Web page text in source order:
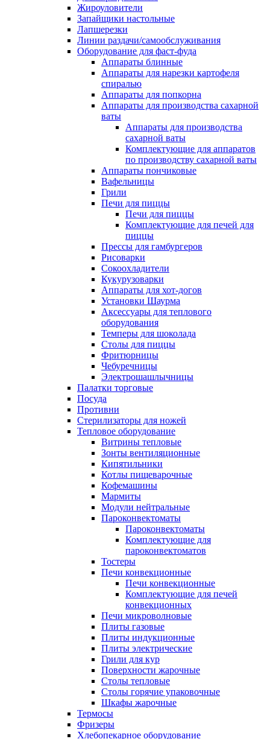
Жироуловители
Запайщики настольные
Лапшерезки
Линии раздачи/самообслуживания
Оборудование для фаст-фуда
Аппараты блинные
Аппараты для нарезки картофеля
спиралью
Аппараты для попкорна
Аппараты для производства сахарной
ваты
Аппараты для производства
сахарной ваты
Комплектующие для аппаратов
по производству сахарной ваты
Аппараты пончиковые
Вафельницы
Грили
Печи для пиццы
Печи для пиццы
Комплектующие для печей для
пиццы
Прессы для гамбургеров
Рисоварки
Сокоохладители
Кукурузоварки
Аппараты для хот-догов
Установки Шаурма
Аксессуары для теплового
оборудования
Темперы для шоколада
Столы для пиццы
Фритюрницы
Чебуречницы
Электрошашлычницы
Палатки торговые
Посуда
Противни
Стерилизаторы для ножей
Тепловое оборудование
Витрины тепловые
Зонты вентиляционные
Кипятильники
Котлы пищеварочные
Кофемашины
Мармиты
Модули нейтральные
Пароконвектоматы
Пароконвектоматы
Комплектующие для
пароконвектоматов
Тостеры
Печи конвекционные
Печи конвекционные
Комплектующие для печей
конвекционных
Печи микроволновые
Плиты газовые
Плиты индукционные
Плиты электрические
Грили для кур
Поверхности жарочные
Столы тепловые
Столы горячие упаковочные
Шкафы жарочные
Термосы
Фризеры
Хлебопекарное оборудование